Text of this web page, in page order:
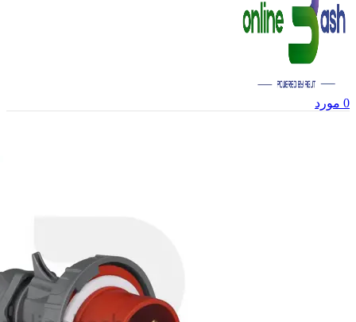
0 مورد